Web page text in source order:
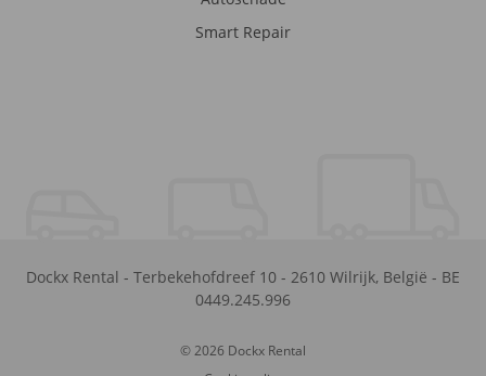
Smart Repair
Dockx Rental - Terbekehofdreef 10 - 2610 Wilrijk, België - BE
0449.245.996
© 2026 Dockx Rental